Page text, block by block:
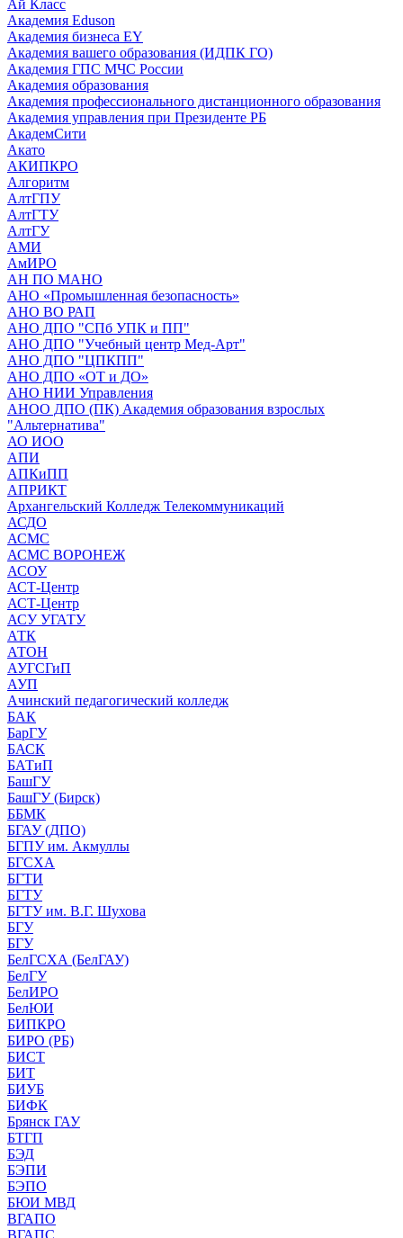
Ай Класс
Академия Eduson
Академия бизнеса EY
Академия вашего образования (ИДПК ГО)
Академия ГПС МЧС России
Академия образования
Академия профессионального дистанционного образования
Академия управления при Президенте РБ
АкадемСити
Акато
АКИПКРО
Алгоритм
АлтГПУ
АлтГТУ
АлтГУ
АМИ
АмИРО
АН ПО МАНО
АНО «Промышленная безопасность»
АНО ВО РАП
АНО ДПО "СПб УПК и ПП"
АНО ДПО "Учебный центр Мед-Арт"
АНО ДПО "ЦПКПП"
АНО ДПО «ОТ и ДО»
АНО НИИ Управления
АНОО ДПО (ПК) Академия образования взрослых
"Альтернатива"
АО ИОО
АПИ
АПКиПП
АПРИКТ
Архангельский Колледж Телекоммуникаций
АСДО
АСМС
АСМС ВОРОНЕЖ
АСОУ
АСТ-Центр
АСТ-Центр
АСУ УГАТУ
АТК
АТОН
АУГСГиП
АУП
Ачинский педагогический колледж
БАК
БарГУ
БАСК
БАТиП
БашГУ
БашГУ (Бирск)
ББМК
БГАУ (ДПО)
БГПУ им. Акмуллы
БГСХА
БГТИ
БГТУ
БГТУ им. В.Г. Шухова
БГУ
БГУ
БелГСХА (БелГАУ)
БелГУ
БелИРО
БелЮИ
БИПКРО
БИРО (РБ)
БИСТ
БИТ
БИУБ
БИФК
Брянск ГАУ
БТГП
БЭД
БЭПИ
БЭПО
БЮИ МВД
ВГАПО
ВГАПС